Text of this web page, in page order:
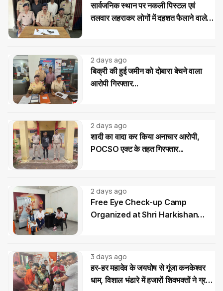
सार्वजनिक स्थान पर नकली पिस्टल एवं
तलवार लहराकर लोगों में दहशत फैलाने वाले
2 days ago
बिक्री की हुई जमीन को दोबारा बेचने वाला
आरोपी गिरफ्तार...
2 days ago
शादी का वादा कर किया अनाचार आरोपी,
POCSO एक्ट के तहत गिरफ्तार...
2 days ago
Free Eye Check-up Camp
Organized at Shri Harkishan
3 days ago
हर-हर महादेव के जयघोष से गूंजा कनकेश्वर
धाम, विशाल भंडारे में हजारों शिवभक्तों ने ग्रहण